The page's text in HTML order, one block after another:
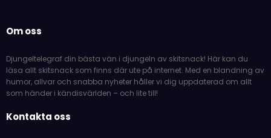
Om oss
Djungeltelegraf din bästa vän i djungeln av skitsnack! Här kan du
läsa allt skitsnack som finns där ute på internet. Med en blandning av
humor, allvar och snabba nyheter håller vi dig uppdaterad om allt
som händer i kändisvärlden – och lite till!
Kontakta oss